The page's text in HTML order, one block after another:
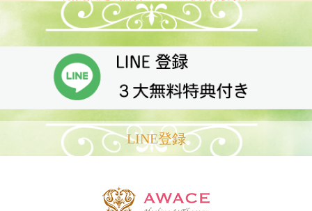
LINE登録